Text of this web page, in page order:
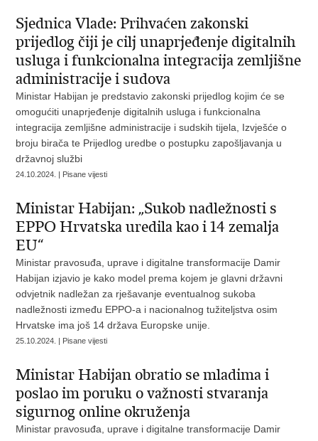
Sjednica Vlade: Prihvaćen zakonski
prijedlog čiji je cilj unaprjeđenje digitalnih
usluga i funkcionalna integracija zemljišne
administracije i sudova
Ministar Habijan je predstavio zakonski prijedlog kojim će se
omogućiti unaprjeđenje digitalnih usluga i funkcionalna
integracija zemljišne administracije i sudskih tijela, Izvješće o
broju birača te Prijedlog uredbe o postupku zapošljavanja u
državnoj službi
24.10.2024. | Pisane vijesti
Ministar Habijan: „Sukob nadležnosti s
EPPO Hrvatska uredila kao i 14 zemalja
EU“
Ministar pravosuđa, uprave i digitalne transformacije Damir
Habijan izjavio je kako model prema kojem je glavni državni
odvjetnik nadležan za rješavanje eventualnog sukoba
nadležnosti između EPPO-a i nacionalnog tužiteljstva osim
Hrvatske ima još 14 država Europske unije.
25.10.2024. | Pisane vijesti
Ministar Habijan obratio se mladima i
poslao im poruku o važnosti stvaranja
sigurnog online okruženja
Ministar pravosuđa, uprave i digitalne transformacije Damir